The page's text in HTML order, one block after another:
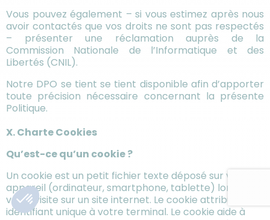
Vous pouvez également – si vous estimez après nous
avoir contactés que vos droits ne sont pas respectés
– présenter une réclamation auprès de la
Commission Nationale de l’Informatique et des
Libertés (CNIL).
Notre DPO se tient se tient disponible afin d’apporter
toute précision nécessaire concernant la présente
Politique.
X. Charte Cookies
Qu’est-ce qu’un cookie ?
Un cookie est un petit fichier texte déposé sur votre
appareil (ordinateur, smartphone, tablette) lors de
votre visite sur un site internet. Le cookie attribue un
identifiant unique à votre terminal. Le cookie aide à